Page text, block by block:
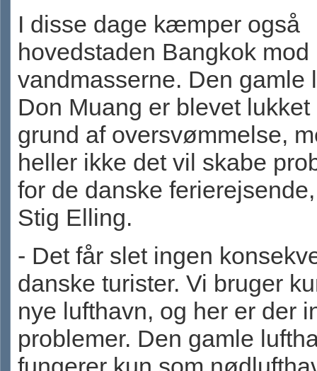
I disse dage kæmper også
hovedstaden Bangkok mod
vandmasserne. Den gamle
Don Muang er blevet lukket
grund af oversvømmelse,
heller ikke det vil skabe
for de danske
Stig Elling.
- Det får slet ingen
danske turister. Vi bruger
nye lufthavn, og her er der
problemer. Den gamle